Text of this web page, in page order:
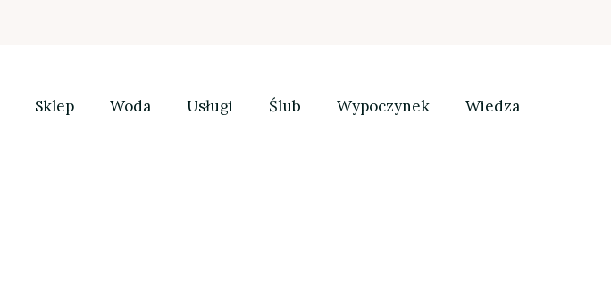
Sklep Woda Usługi Ślub Wypoczynek Wiedza